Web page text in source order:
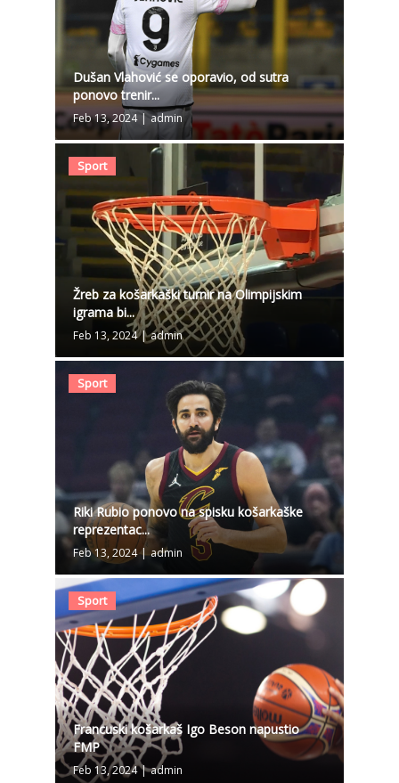
Dušan Vlahović se oporavio, od sutra
ponovo trenir...
Feb 13, 2024 | admin
Sport
Žreb za košarkaški turnir na Olimpijskim
igrama bi...
Feb 13, 2024 | admin
Sport
Riki Rubio ponovo na spisku košarkaške
reprezentac...
Feb 13, 2024 | admin
Sport
Francuski košarkaš Igo Beson napustio
FMP
Feb 13, 2024 | admin